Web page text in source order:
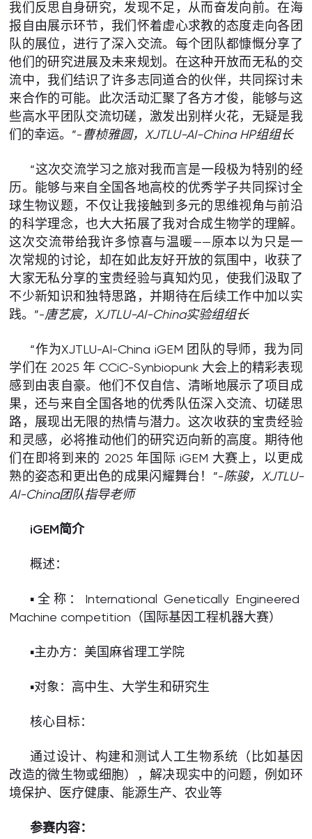
我们反思自身研究，发现不足，从而奋发向前。在海
报自由展示环节，我们怀着虚心求教的态度走向各团
队的展位，进行了深入交流。每个团队都慷慨分享了
他们的研究进展及未来规划。在这种开放而无私的交
流中，我们结识了许多志同道合的伙伴，共同探讨未
来合作的可能。此次活动汇聚了各方才俊，能够与这
些高水平团队交流切磋，激发出别样火花，无疑是我
们的幸运。”-曹桢雅圆，XJTLU-AI-ChinaHP组组长
“这次交流学习之旅对我而言是一段极为特别的经
历。能够与来自全国各地高校的优秀学子共同探讨全
球生物议题，不仅让我接触到多元的思维视角与前沿
的科学理念，也大大拓展了我对合成生物学的理解。
这次交流带给我许多惊喜与温暖——原本以为只是一
次常规的讨论，却在如此友好开放的氛围中，收获了
大家无私分享的宝贵经验与真知灼见，使我们汲取了
不少新知识和独特思路，并期待在后续工作中加以实
践。”-唐艺宸，XJTLU-AI-China实验组组长
“作为XJTLU-AI-China iGEM 团队的导师，我为同
学们在 2025 年 CCiC-Synbiopunk 大会上的精彩表现
感到由衷自豪。他们不仅自信、清晰地展示了项目成
果，还与来自全国各地的优秀队伍深入交流、切磋思
路，展现出无限的热情与潜力。这次收获的宝贵经验
和灵感，必将推动他们的研究迈向新的高度。期待他
们在即将到来的 2025 年国际 iGEM 大赛上，以更成
熟的姿态和更出色的成果闪耀舞台！”-陈骏， XJTLU-
AI-China团队指导老师
iGEM简介
概述：
▪️全称：International Genetically Engineered
Machine competition（国际基因工程机器大赛）
▪️主办方：美国麻省理工学院
▪️对象：高中生、大学生和研究生
核心目标：
通过设计、构建和测试人工生物系统（比如基因
改造的微生物或细胞），解决现实中的问题，例如环
境保护、医疗健康、能源生产、农业等
参赛内容：